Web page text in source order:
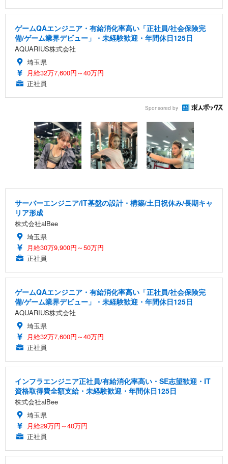
ゲームQAエンジニア・有給消化率高い「正社員/社会保険完
備/ゲーム業界デビュー」・未経験歓迎・年間休日125日
AQUARIUS株式会社
埼玉県
月給32万7,600円～40万円
正社員
Sponsored by
サーバーエンジニア/IT基盤の設計・構築/土日祝休み/長期キャ
リア形成
株式会社alBee
埼玉県
月給30万9,900円～50万円
正社員
ゲームQAエンジニア・有給消化率高い「正社員/社会保険完
備/ゲーム業界デビュー」・未経験歓迎・年間休日125日
AQUARIUS株式会社
埼玉県
月給32万7,600円～40万円
正社員
インフラエンジニア正社員/有給消化率高い・SE志望歓迎・IT
資格取得費全額支給・未経験歓迎・年間休日125日
株式会社alBee
埼玉県
月給29万円～40万円
正社員